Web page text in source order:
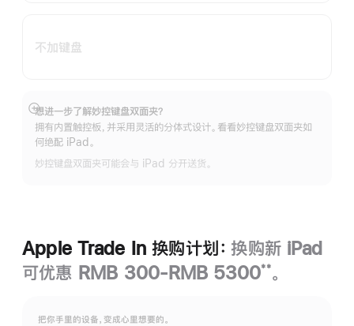
不加键盘
想进一步了解妙控键盘双面夹？
拥有内置触控板，并采用灵活的分体式设计。看看妙控键盘双面夹如
何绝配 iPad。
妙控键盘双面夹可能会与 iPad 分开送货。
展
开
Apple Trade In 换购计划： 换购新 iPad
可优惠 RMB 300-RMB 5300**。
把你手里的设备，变成心里想要的。